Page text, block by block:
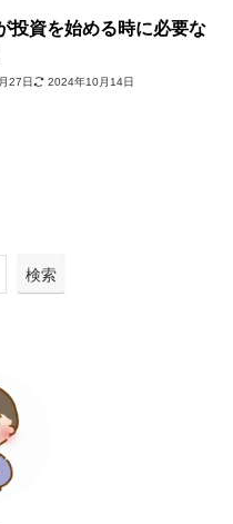
投資を始める時に必要な
27日 2024年10月14日
検索